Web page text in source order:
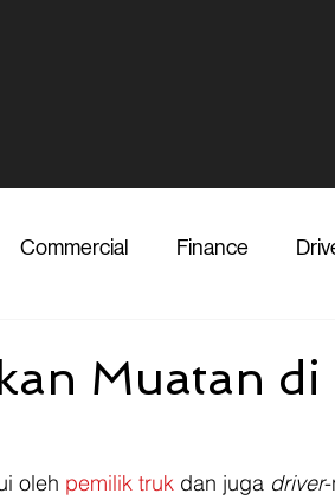
Commercial Finance
Muatan di
oleh pemilik truk dan juga driver